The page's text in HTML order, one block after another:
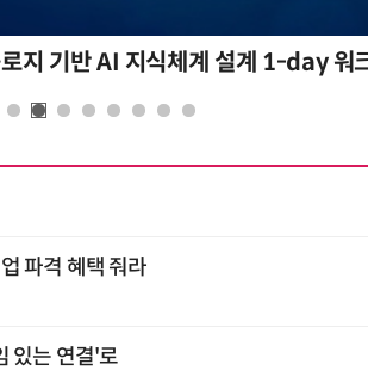
지 기반 AI 지식체계 설계 1-day 워
파격 혜택 줘라
있는 연결'로